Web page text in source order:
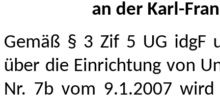
an der Karl-
Gemäß § 3 Zif 5 UG idgF
über die Einrichtung von
Nr. 7b vom 9.1.2007 wird